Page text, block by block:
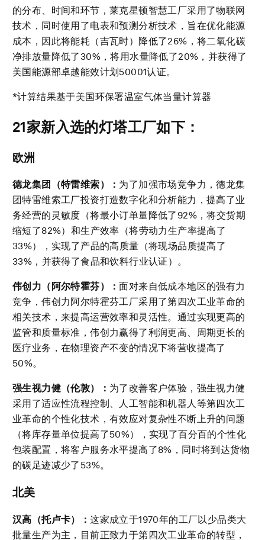
的分布、时间和环节，莱克星顿智慧工厂采用了物联网
技术，同时使用了电表和预测分析技术，旨在优化能源
成本，因此将能耗（吉瓦时）降低了26%，将二氧化碳
净排放量降低了30%，将用水量降低了20%，并获得了
美国能源部卓越能效计划50001认证。
*计算结果基于美国环保署温室气体当量计算器
21家新入选的灯塔工厂如下：
欧洲
德龙集团（特雷维索）： 为了加强市场竞争力，德龙集
团特雷维索工厂投资打造数字化和分析能力，提高了业
务经营的灵敏度（将最小订单量降低了92%，将交货期
缩短了82%）和生产效率（将劳动力生产率提高了
33%），实现了产品的高质量（将现场品质提高了
33%，并获得了食品和饮料行业认证）。
伟创力（阿尔特霍芬）：面对来自低成本地区的强有力
竞争，伟创力阿尔特霍芬工厂采用了第四次工业革命的
相关技术，来提高运营效率和灵活性。通过实现更高的
监管和质量标准，伟创力赢得了利润更高、周期更长的
医疗业务，在物理资产不变的情况下将营收提高了
50%。
强生视力健（伦敦）： 为了改善客户体验，强生视力健
采用了适应性流程控制、人工智能和机器人等第四次工
业革命的个性化技术，有效应对复杂性不断上升的问题
（将库存量单位提高了50%），实现了百分百的个性化
包装配置，将客户服务水平提高了8%，同时将到达货物
的碳足迹减少了53%。
北美
汉高（托卢卡）：这家成立于1970年的工厂以少品类大
批量生产为主，目前正致力于第四次工业革命的转型，